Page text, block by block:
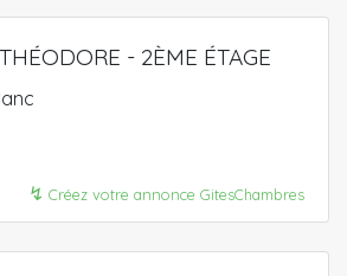
- 2ÈME ÉTAGE
↯ Créez votre annonce GitesChambres